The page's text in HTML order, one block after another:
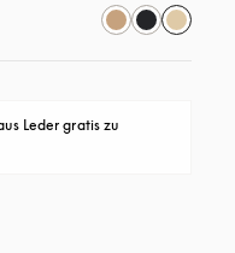
Leder gratis zu